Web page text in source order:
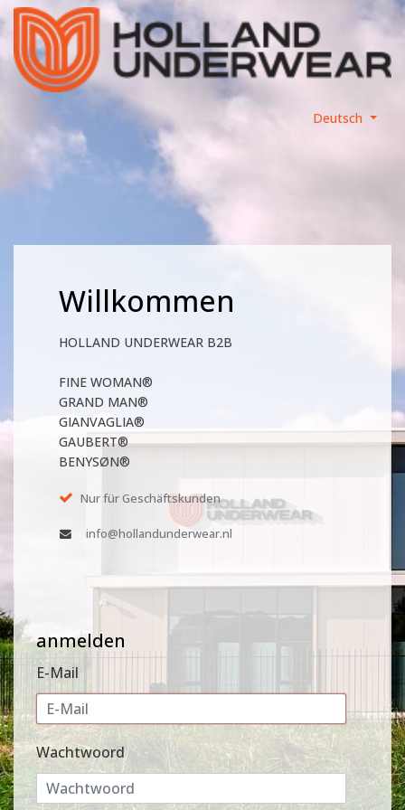
Deutsch
Willkommen
HOLLAND UNDERWEAR B2B
FINE WOMAN®
GRAND MAN®
GIANVAGLIA®
GAUBERT®
BENYSØN®
Nur für Geschäftskunden
info@hollandunderwear.nl
anmelden
E-Mail
Wachtwoord